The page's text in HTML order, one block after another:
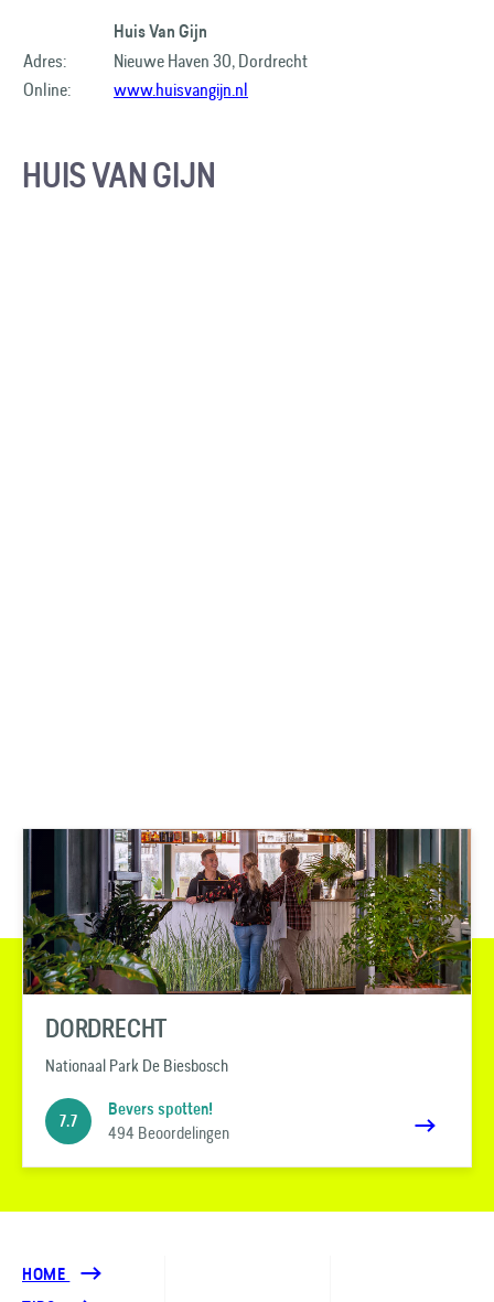
Huis Van Gijn
Adres:
Nieuwe Haven 30, Dordrecht
Online:
www.huisvangijn.nl
HUIS VAN GIJN
DORDRECHT
Nationaal Park De Biesbosch
7.7
Bevers spotten!
494 Beoordelingen
HOME